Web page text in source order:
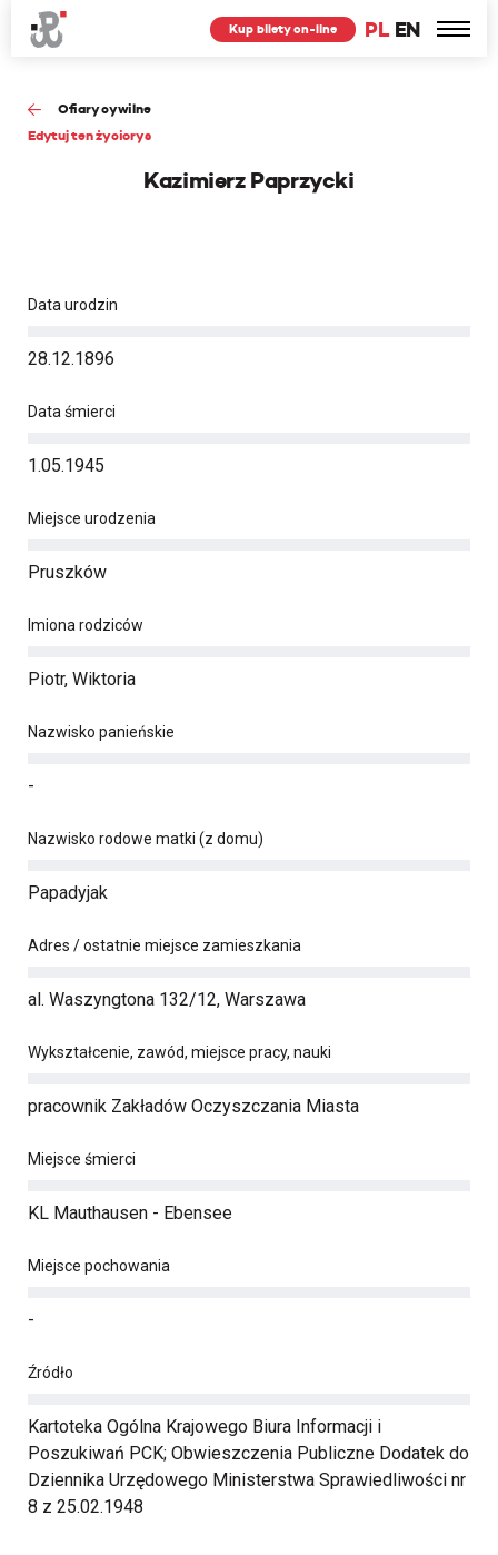
PL EN
Kup bilety on-line
Ofiary cywilne
Edytuj ten życiorys
Kazimierz Paprzycki
Data urodzin
28.12.1896
Data śmierci
1.05.1945
Miejsce urodzenia
Pruszków
Imiona rodziców
Piotr, Wiktoria
Nazwisko panieńskie
-
Nazwisko rodowe matki (z domu)
Papadyjak
Adres / ostatnie miejsce zamieszkania
al. Waszyngtona 132/12, Warszawa
Wykształcenie, zawód, miejsce pracy, nauki
pracownik Zakładów Oczyszczania Miasta
Miejsce śmierci
KL Mauthausen - Ebensee
Miejsce pochowania
-
Źródło
Kartoteka Ogólna Krajowego Biura Informacji i
Poszukiwań PCK; Obwieszczenia Publiczne Dodatek do
Dziennika Urzędowego Ministerstwa Sprawiedliwości nr
8 z 25.02.1948